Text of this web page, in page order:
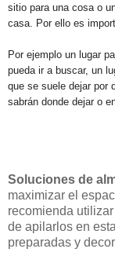
sitio para una cosa o
casa. Por ello es
Por ejemplo un lugar
pueda ir a buscar, un
que se suele dejar por
sabrán donde dejar o
Soluciones de
maximizar el
recomienda
de apilarlos en
preparadas y